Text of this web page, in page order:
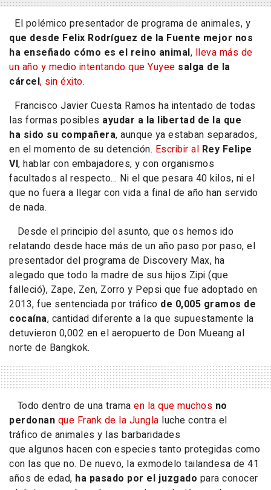
El polémico presentador de programa de animales, y
que desde Felix Rodríguez de la Fuente mejor nos
ha enseñado cómo es el reino animal, lleva más de
un año y medio intentando que Yuyee salga de la
cárcel, sin éxito.
Francisco Javier Cuesta Ramos ha intentado de todas
las formas posibles ayudar a la libertad de la que
ha sido su compañera, aunque ya estaban separados,
en el momento de su detención. Escribir al Rey Felipe
VI, hablar con embajadores, y con organismos
facultados al respecto... Ni el que pesara 40 kilos, ni el
que no fuera a llegar con vida a final de año han servido
de nada.
Desde el principio del asunto, que os hemos ido
relatando desde hace más de un año paso por paso, el
presentador del programa de Discovery Max, ha
alegado que todo la madre de sus hijos Zipi (que
falleció), Zape, Zen, Zorro y Pepsi que fue adoptado en
2013, fue sentenciada por tráfico de 0,005 gramos de
cocaína, cantidad diferente a la que supuestamente la
detuvieron 0,002 en el aeropuerto de Don Mueang al
norte de Bangkok.
Todo dentro de una trama en la que muchos no
perdonan que Frank de la Jungla luche contra el
tráfico de animales y las barbaridades
que algunos hacen con especies tanto protegidas como
con las que no. De nuevo, la exmodelo tailandesa de 41
años de edad, ha pasado por el juzgado para conocer